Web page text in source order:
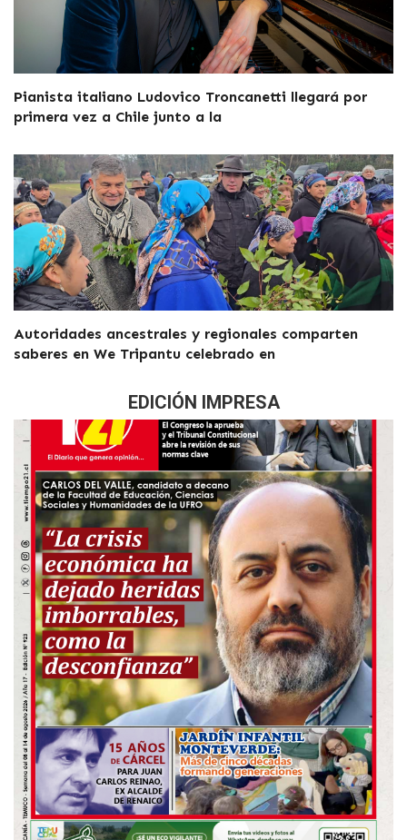
Pianista italiano Ludovico Troncanetti llegará por
primera vez a Chile junto a la
Autoridades ancestrales y regionales comparten
saberes en We Tripantu celebrado en
EDICIÓN IMPRESA